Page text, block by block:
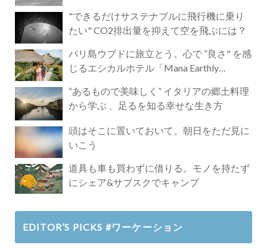
"できるだけサステナブルに飛行機に乗り
たい" CO2排出量を抑えて空を飛ぶには？
バリ島ウブドに旅立とう。心で ”良さ" を感
じるエシカルホテル「Mana Earthly
“あるもので美味しく” イタリアの郷土料理
から学ぶ 、足るを知る幸せな生き方
頭はそこに置いておいて。朝日をただ見に
いこう
道具も車も買わずに借りる。モノを持たず
にシェア&サブスクでキャンプ
EDITOR’S PICKS #ワーケーション